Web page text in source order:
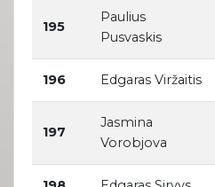
195
Paulius
Pusvaskis
196 Edgaras Viržaitis
197
Jasmina
Vorobjova